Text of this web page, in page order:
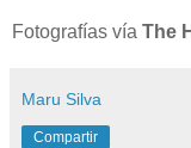
Fotografías vía The
Maru Silva
Compartir